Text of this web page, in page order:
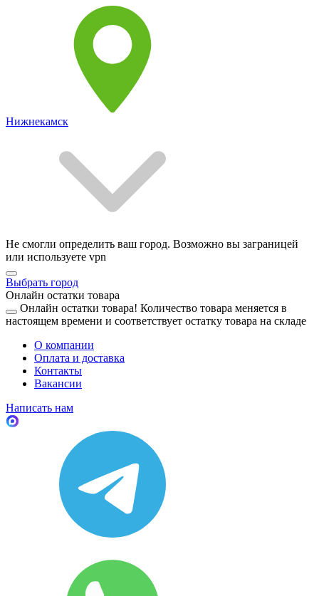
Нижнекамск
Не смогли определить ваш город. Возможно вы заграницей
или используете vpn
Выбрать город
Онлайн остатки товара
Онлайн остатки товара! Количество товара меняется в
настоящем времени и соответствует остатку товара на складе
О компании
Оплата и доставка
Контакты
Вакансии
Написать нам